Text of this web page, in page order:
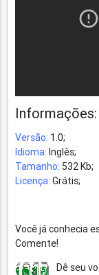
Informações:
Versão: 1.0;
Idioma: Inglês;
Tamanho: 532 Kb;
Licença: Grátis;
Você já conhecia
Comente!
Dê seu